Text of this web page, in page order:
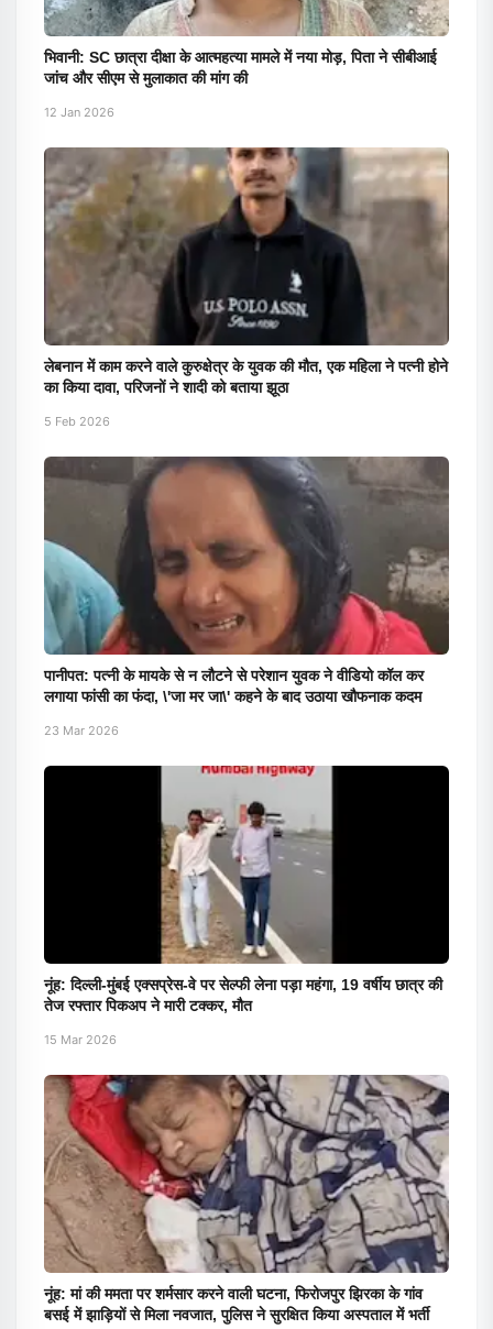
भिवानी: SC छात्रा दीक्षा के आत्महत्या मामले में नया मोड़, पिता ने सीबीआई
जांच और सीएम से मुलाकात की मांग की
12 Jan 2026
लेबनान में काम करने वाले कुरुक्षेत्र के युवक की मौत, एक महिला ने पत्नी होने
का किया दावा, परिजनों ने शादी को बताया झूठा
5 Feb 2026
पानीपत: पत्नी के मायके से न लौटने से परेशान युवक ने वीडियो कॉल कर
लगाया फांसी का फंदा, \'जा मर जा\' कहने के बाद उठाया खौफनाक कदम
23 Mar 2026
नूंह: दिल्ली-मुंबई एक्सप्रेस-वे पर सेल्फी लेना पड़ा महंगा, 19 वर्षीय छात्र की
तेज रफ्तार पिकअप ने मारी टक्कर, मौत
15 Mar 2026
नूंह: मां की ममता पर शर्मसार करने वाली घटना, फिरोजपुर झिरका के गांव
बसई में झाड़ियों से मिला नवजात, पुलिस ने सुरक्षित किया अस्पताल में भर्ती